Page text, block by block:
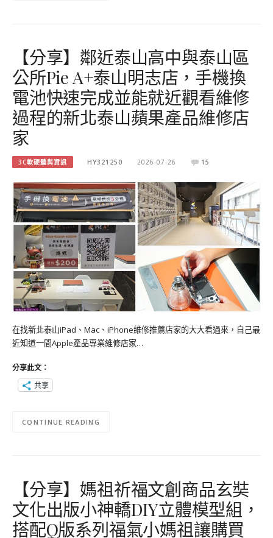
【分享】鄰近泰山高中與泰山區
公所Pie A+泰山明志店，手機換
電池快速完成並能就近觀看維修
過程的新北泰山蘋果產品維修店
家
3C軟硬體與資訊 HY321250 2026-07-26 15
在找新北泰山iPad、Mac、iPhone維修推薦店家的大大看過來，自己最
近知道一間Apple產品專業維修店家…
分享此文：
共享
CONTINUE READING
【分享】媽祖祈福文創商品玄奘
文化出版小神轎DIY立體模型組，
搭配Q版系列福氣小媽祖讓購買